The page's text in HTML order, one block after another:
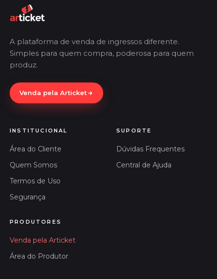
A plataforma de venda de ingressos diferente.
Simples para quem compra, poderosa para quem
produz.
Venda pela Articket
INSTITUCIONAL
Área do Cliente
Quem Somos
Termos de Uso
Segurança
SUPORTE
Dúvidas Frequentes
Central de Ajuda
PRODUTORES
Venda pela Articket
Área do Produtor